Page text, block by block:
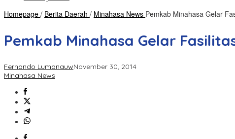
Homepage / Berita Daerah / Minahasa News Pemkab Minahasa Gelar
Pemkab Minahasa Gelar
Fernando LumanauwNovember 30, 2014
Minahasa News